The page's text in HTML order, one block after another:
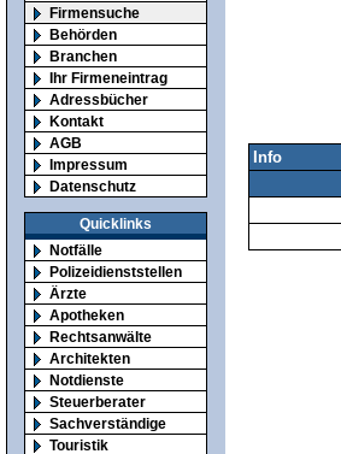
Firmensuche
Behörden
Branchen
Ihr Firmeneintrag
Adressbücher
Kontakt
AGB
Impressum
Datenschutz
Quicklinks
Notfälle
Polizeidienststellen
Ärzte
Apotheken
Rechtsanwälte
Architekten
Notdienste
Steuerberater
Sachverständige
Touristik
Info